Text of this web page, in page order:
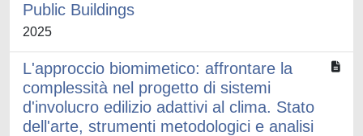
Public Buildings
2025
L'approccio biomimetico: affrontare la
complessità nel progetto di sistemi
d'involucro edilizio adattivi al clima. Stato
dell'arte, strumenti metodologici e analisi